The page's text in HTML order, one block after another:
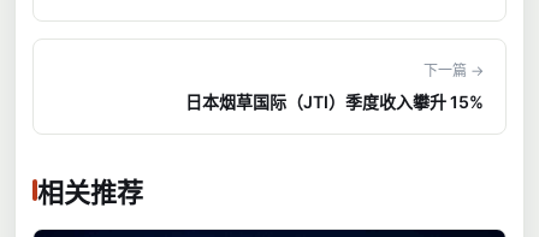
下一篇 →
日本烟草国际（JTI）季度收入攀升 15%
相关推荐